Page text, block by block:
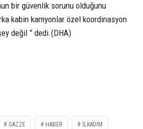
bir güvenlik sorunu olduğunu
kabin kamyonlar özel koordinasyon
değil ” dedi.(DHA)
GAZZE HABER İLKADIM